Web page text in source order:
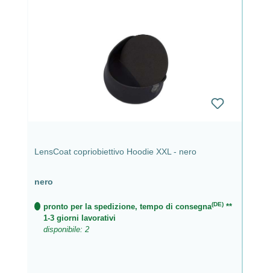
LensCoat copriobiettivo Hoodie XXL - nero
nero
pronto per la spedizione, tempo di consegna(DE) **
1-3 giorni lavorativi
disponibile: 2